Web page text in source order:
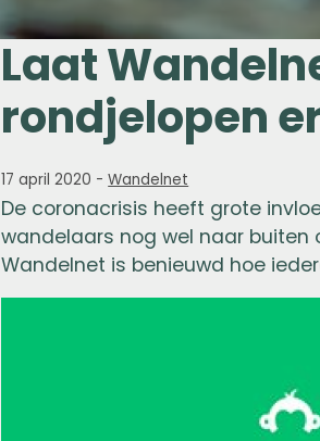
Laat
rondjelopen
17 april 2020 -Wandelnet
De coronacrisis heeft grote
wandelaars nog wel naar buiten
Wandelnet is benieuwd hoe